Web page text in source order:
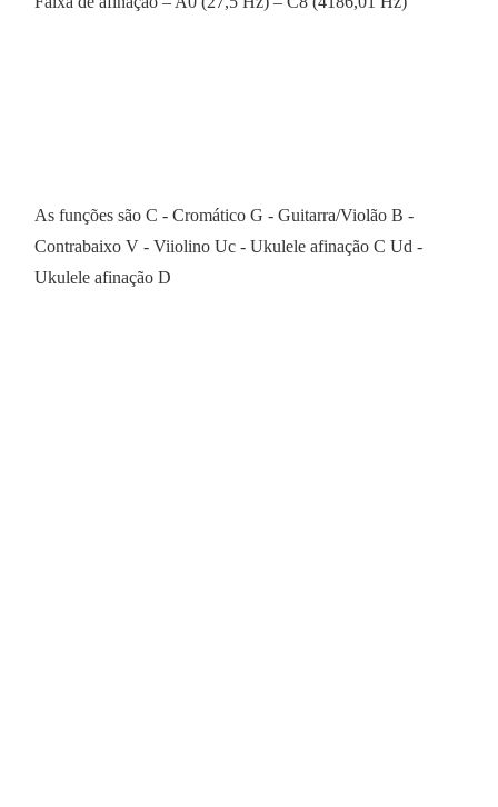
As funções são C - Cromático G - Guitarra/Violão B -
Contrabaixo V - Viiolino Uc - Ukulele afinação C Ud -
Ukulele afinação D